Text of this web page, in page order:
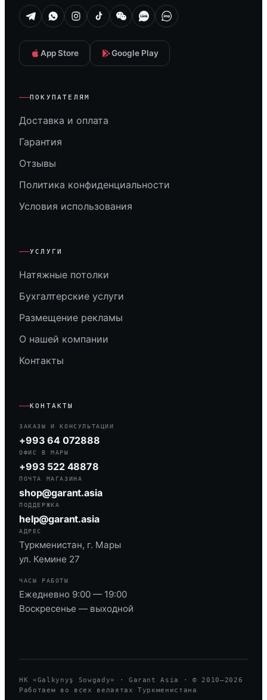
App Store Google Play
ПОКУПАТЕЛЯМ
Доставка и оплата
Гарантия
Отзывы
Политика конфиденциальности
Условия использования
УСЛУГИ
Натяжные потолки
Бухгалтерские услуги
Размещение рекламы
О нашей компании
Контакты
КОНТАКТЫ
ЗАКАЗЫ И КОНСУЛЬТАЦИИ
+993 64 072888
ОФИС В МАРЫ
+993 522 48878
ПОЧТА МАГАЗИНА
shop@garant.asia
ПОДДЕРЖКА
help@garant.asia
АДРЕС
Туркменистан, г. Мары
ул. Кемине 27
ЧАСЫ РАБОТЫ
Ежедневно 9:00 — 19:00
Воскресенье — выходной
HK «Galkynyş Sowgady» · Garant Asia · © 2010—2026
Работаем во всех велаятах Туркменистана